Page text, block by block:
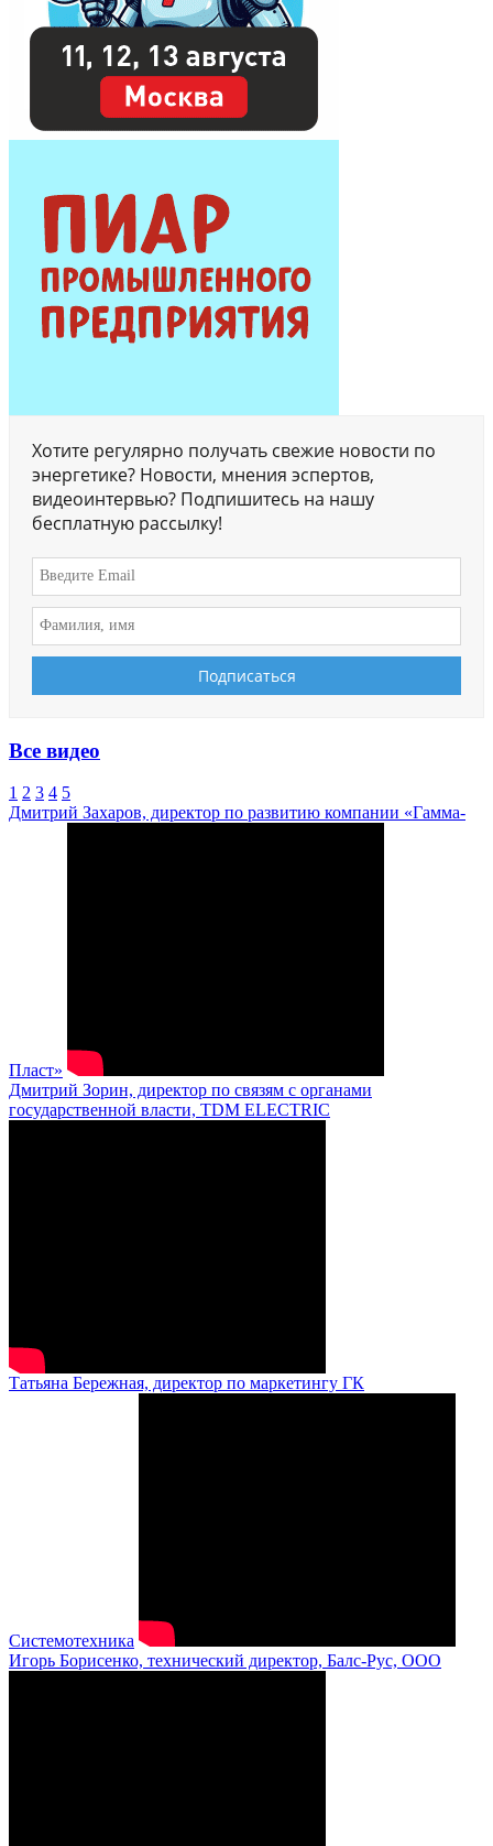
Хотите регулярно получать свежие новости по
энергетике? Новости, мнения эспертов,
видеоинтервью? Подпишитесь на нашу
бесплатную рассылку!
Все видео
1 2 3 4 5
Дмитрий Захаров, директор по развитию компании «Гамма-
Пласт»
Дмитрий Зорин, директор по связям с органами
государственной власти, TDM ELECTRIC
Татьяна Бережная, директор по маркетингу ГК
Системотехника
Игорь Борисенко, технический директор, Балс-Рус, ООО